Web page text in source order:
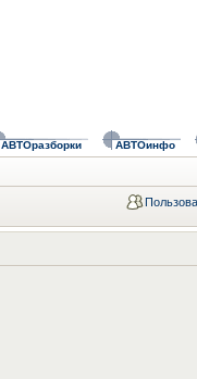
АВТОразборки АВТОинфо